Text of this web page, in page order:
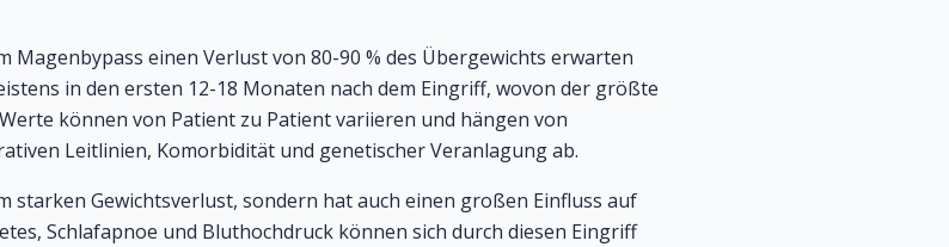
Magenbypass einen Verlust von 80-90 % des Übergewichts erwarten
in den ersten 12-18 Monaten nach dem Eingriff, wovon der größte
können von Patient zu Patient variieren und hängen von
Leitlinien, Komorbidität und genetischer Veranlagung ab.
starken Gewichtsverlust, sondern hat auch einen großen Einfluss auf
Schlafapnoe und Bluthochdruck können sich durch diesen Eingriff